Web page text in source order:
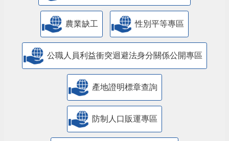
農業缺工 性別平等專區
公職人員利益衝突迴避法身分關係公開專區
產地證明標章查詢
防制人口販運專區